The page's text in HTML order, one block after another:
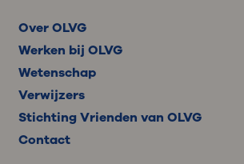
Over OLVG
Werken bij OLVG
Wetenschap
Verwijzers
Stichting Vrienden van OLVG
Contact